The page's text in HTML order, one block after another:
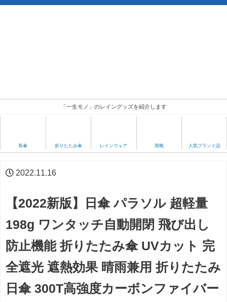
「一生モノ」のレイングッズを紹介します
長傘 折りたたみ傘 レインウェア 雨靴 人気ブランド品
2022.11.16
【2022新版】日傘 パラソル 超軽量
198g ワンタッチ自動開閉 飛び出し
防止機能 折りたたみ傘 UVカット 完
全遮光 遮熱効果 晴雨兼用 折りたたみ
日傘 300T高強度カーボンファイバー